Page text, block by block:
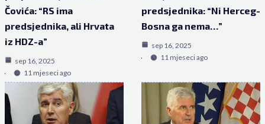
Čovića: “RS ima
predsjednika, ali Hrvata
iz HDZ-a”
sep 16, 2025
11 mjeseci ago
predsjednika: “Ni Herceg-
Bosna ga nema…”
sep 16, 2025
11 mjeseci ago